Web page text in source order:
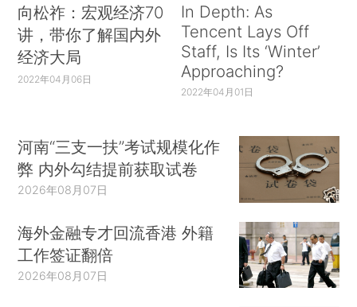
向松祚：宏观经济70
讲，带你了解国内外
经济大局
2022年04月06日
In Depth: As
Tencent Lays Off
Staff, Is Its ‘Winter’
Approaching?
2022年04月01日
河南“三支一扶”考试规模化作
弊 内外勾结提前获取试卷
2026年08月07日
海外金融专才回流香港 外籍
工作签证翻倍
2026年08月07日